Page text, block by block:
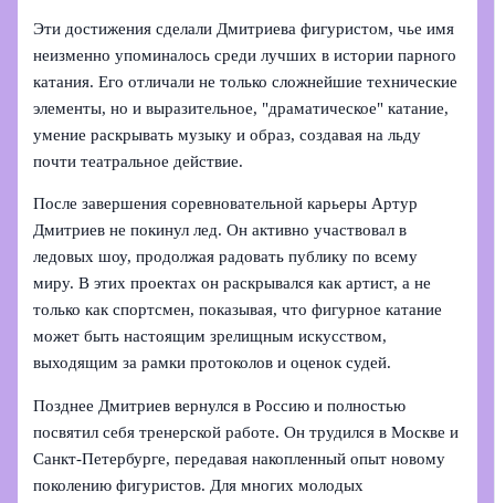
Эти достижения сделали Дмитриева фигуристом, чье имя
неизменно упоминалось среди лучших в истории парного
катания. Его отличали не только сложнейшие технические
элементы, но и выразительное, "драматическое" катание,
умение раскрывать музыку и образ, создавая на льду
почти театральное действие.
После завершения соревновательной карьеры Артур
Дмитриев не покинул лед. Он активно участвовал в
ледовых шоу, продолжая радовать публику по всему
миру. В этих проектах он раскрывался как артист, а не
только как спортсмен, показывая, что фигурное катание
может быть настоящим зрелищным искусством,
выходящим за рамки протоколов и оценок судей.
Позднее Дмитриев вернулся в Россию и полностью
посвятил себя тренерской работе. Он трудился в Москве и
Санкт‑Петербурге, передавая накопленный опыт новому
поколению фигуристов. Для многих молодых